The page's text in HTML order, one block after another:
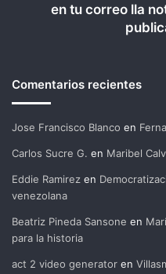
en tu correo lla
Comentarios recientes
Jose Francisco Blanco en
Carlos Sucre G. en Maribel
Eddie Ramirez en
venezolana
Beatriz Pineda Sansone en
para la historia
act 2 video generator en